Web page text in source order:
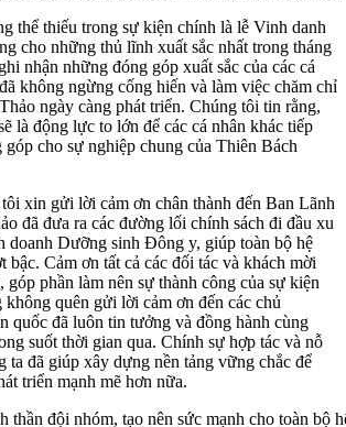
thể thiếu trong sự kiện chính là lễ Vinh danh
cho những thủ lĩnh xuất sắc nhất trong tháng
nhận những đóng góp xuất sắc của các cá
không ngừng cống hiến và làm việc chăm chỉ
ngày càng phát triển. Chúng tôi tin rằng,
là động lực to lớn để các cá nhân khác tiếp
góp cho sự nghiệp chung của Thiên Bách
xin gửi lời cảm ơn chân thành đến Ban Lãnh
đã đưa ra các đường lối chính sách đi đầu xu
doanh Dưỡng sinh Đông y, giúp toàn bộ hệ
bậc. Cảm ơn tất cả các đối tác và khách mời
góp phần làm nên sự thành công của sự kiện
quên gửi lời cảm ơn đến các chủ
quốc đã luôn tin tưởng và đồng hành cùng
suốt thời gian qua. Chính sự hợp tác và nỗ
ta đã giúp xây dựng nền tảng vững chắc để
triển mạnh mẽ hơn nữa.